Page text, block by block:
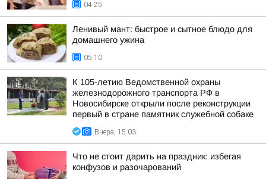
04:25
Ленивый мант: быстрое и сытное блюдо для
домашнего ужина
05:10
К 105-летию Ведомственной охраны
железнодорожного транспорта РФ в
Новосибирске открыли после реконструкции
первый в стране памятник служебной собаке
Вчера, 15:03
Что не стоит дарить на праздник: избегая
конфузов и разочарований